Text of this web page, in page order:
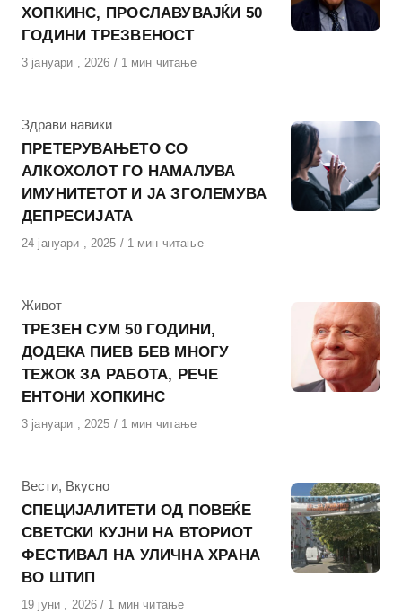
ХОПКИНС, ПРОСЛАВУВАЈЌИ 50
ГОДИНИ ТРЕЗВЕНОСТ
Објавено
3 јануари , 2026 1 мин читање
КАтегорија
Здрави навики
ПРЕТЕРУВАЊЕТО СО
АЛКОХОЛОТ ГО НАМАЛУВА
ИМУНИТЕТОТ И ЈА ЗГОЛЕМУВА
ДЕПРЕСИЈАТА
Објавено
24 јануари , 2025 1 мин читање
КАтегорија
Живот
ТРЕЗЕН СУМ 50 ГОДИНИ,
ДОДЕКА ПИЕВ БЕВ МНОГУ
ТЕЖОК ЗА РАБОТА, РЕЧЕ
ЕНТОНИ ХОПКИНС
Објавено
3 јануари , 2025 1 мин читање
КАтегорија
Вести, Вкусно
СПЕЦИЈАЛИТЕТИ ОД ПОВЕЌЕ
СВЕТСКИ КУЈНИ НА ВТОРИОТ
ФЕСТИВАЛ НА УЛИЧНА ХРАНА
ВО ШТИП
Објавено
19 јуни , 2026 1 мин читање